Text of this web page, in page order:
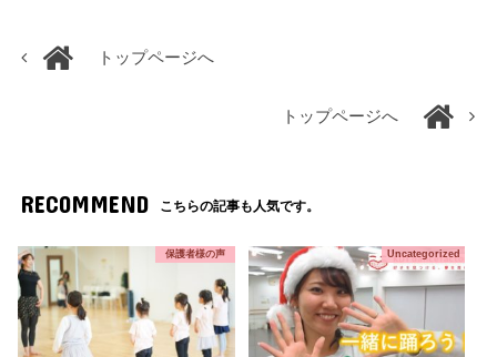
トップページへ
トップページへ
RECOMMEND こちらの記事も人気です。
保護者様の声 Uncategorized